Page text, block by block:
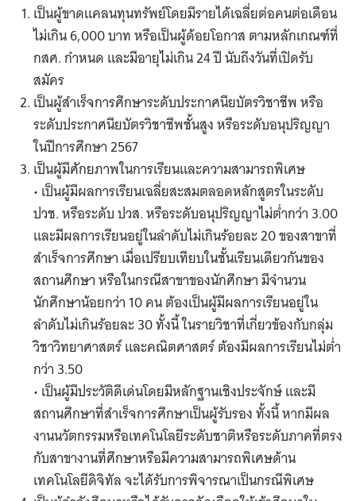
เป็นผู้ขาดแคลนทุนทรัพย์โดยมีรายได้เฉลี่ยต่อคนต่อเดือน
ไม่เกิน 6,000 บาท หรือเป็นผู้ด้อยโอกาส ตามหลักเกณฑ์ที่
กสศ. กำหนด และมีอายุไม่เกิน 24 ปี นับถึงวันที่เปิดรับ
สมัคร
เป็นผู้สำเร็จการศึกษาระดับประกาศนียบัตรวิชาชีพ หรือ
ระดับประกาศนียบัตรวิชาชีพชั้นสูง หรือระดับอนุปริญญา
ในปีการศึกษา 2567
เป็นผู้มีศักยภาพในการเรียนและความสามารถพิเศษ
• เป็นผู้มีผลการเรียนเฉลี่ยสะสมตลอดหลักสูตรในระดับ
ปวช. หรือระดับ ปวส. หรือระดับอนุปริญญาไม่ต่ำกว่า 3.00
และมีผลการเรียนอยู่ในลำดับไม่เกินร้อยละ 20 ของสาขาที่
สำเร็จการศึกษา เมื่อเปรียบเทียบในชั้นเรียนเดียวกันของ
สถานศึกษา หรือในกรณีสาขาของนักศึกษา มีจำนวน
นักศึกษาน้อยกว่า 10 คน ต้องเป็นผู้มีผลการเรียนอยู่ใน
ลำดับไม่เกินร้อยละ 30 ทั้งนี้ ในรายวิชาที่เกี่ยวข้องกับกลุ่ม
วิชาวิทยาศาสตร์ และคณิตศาสตร์ ต้องมีผลการเรียนไม่ต่ำ
กว่า 3.50
• เป็นผู้มีประวัติดีเด่นโดยมีหลักฐานเชิงประจักษ์ และมี
สถานศึกษาที่สำเร็จการศึกษาเป็นผู้รับรอง ทั้งนี้ หากมีผล
งานนวัตกรรมหรือเทคโนโลยีระดับชาติหรือระดับภาคที่ตรง
กับสาขางานที่ศึกษาหรือมีความสามารถพิเศษด้าน
เทคโนโลยีดิจิทัล จะได้รับการพิจารณาเป็นกรณีพิเศษ